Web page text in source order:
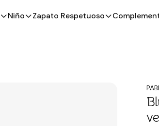
Niño Zapato Respetuoso